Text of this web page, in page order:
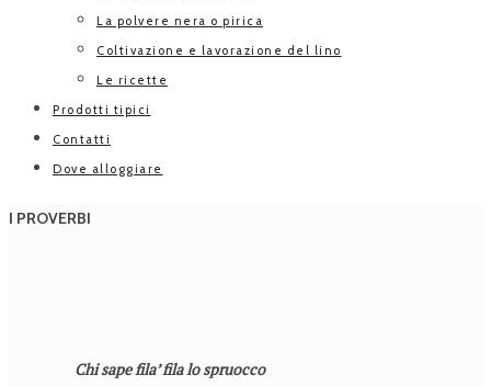
La polvere nera o pirica
Coltivazione e lavorazione del lino
Le ricette
Prodotti tipici
Contatti
Dove alloggiare
I PROVERBI
Chi sape fila’ fila lo spruocco